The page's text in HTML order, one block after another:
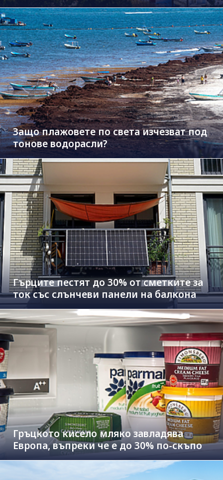
Защо плажовете по света изчезват под
тонове водорасли?
Гърците пестят до 30% от сметките за
ток със слънчеви панели на балкона
Гръцкото кисело мляко завладява
Европа, въпреки че е до 30% по-скъпо